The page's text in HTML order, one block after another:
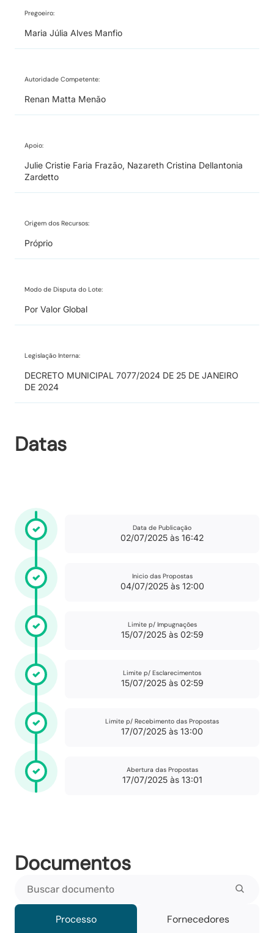
Pregoeiro:
Maria Júlia Alves Manfio
Autoridade Competente:
Renan Matta Menão
Apoio:
Julie Cristie Faria Frazão, Nazareth Cristina Dellantonia
Zardetto
Origem dos Recursos:
Próprio
Modo de Disputa do Lote:
Por Valor Global
Legislação Interna:
DECRETO MUNICIPAL 7077/2024 DE 25 DE JANEIRO
DE 2024
Datas
Data de Publicação
02/07/2025 às 16:42
Inicio das Propostas
04/07/2025 às 12:00
Limite p/ Impugnações
15/07/2025 às 02:59
Limite p/ Esclarecimentos
15/07/2025 às 02:59
Limite p/ Recebimento das Propostas
17/07/2025 às 13:00
Abertura das Propostas
17/07/2025 às 13:01
Documentos
Processo Fornecedores